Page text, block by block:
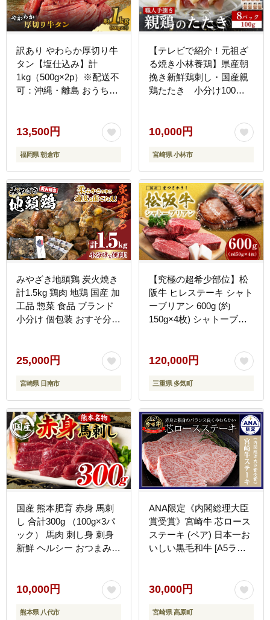
訳あり やわらか厚切り牛
タン【塩仕込み】計
1kg（500g×2p）※配送不
可：沖縄・離島 おうち焼
旨味 バーベキュー つまみ
13,500円
福岡県 朝倉市
【テレビで紹介！元祖ざ
る焼き小林養鶏】県産朝
挽き新鮮鶏刺し・国産親
鶏たたき 小分け100ｇ
刺し 鶏刺し 惣菜 調理済
10,000円
宮崎県 小林市
みやざき地頭鶏 炭火焼き
計1.5kg 鶏肉 地鶏 国産 加
工品 惣菜 食品 ブランド
小分け 個包装 おすそ分け
簡単調理 レンチン お取り
寄せ グルメ 名物 ご当地
宮崎県 日南市 送料無料
お肉だヨ!全員集合!! KOO
評価★日南市 はなまる和
農場 日南市トリ肉_E35-
22
25,000円
宮崎県 日南市
【究極の超希少部位】松
阪牛 ヒレステーキ シャト
ーブリアン 600g (約
150g×4枚) シャトーブリ
牛 松阪牛 松坂牛 ステー
キ ヒレ シャトーブリアン
牛肉 ステーキ 松阪牛 牛
肉 ステーキ シャトーブリ
アン 松阪牛 ステーキ 冷
凍 三重県 松阪市 松阪牛
シャトーブリアン 三重県
多気町 SS-15
120,000円
三重県 多気町
国産 熊本肥育 赤身 馬刺
し 合計300g （100g×3パ
ック） 馬肉 刺し身 刺身
新鮮 ヘルシー おつまみ
代市
10,000円
熊本県 八代市
ANA限定《内閣総理大臣
賞受賞》宮崎牛 芯ロース
ステーキ (ペア) 日本一お
いしい黒毛和牛 [A5ラン
キ ロース 贈答 贈り物 プ
レゼント] TF0555-P00020
30,000円
宮崎県 高原町